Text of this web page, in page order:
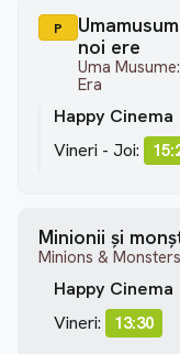
P
noi ere
Uma
Era
Happy Cinema
Vineri - Joi:
Minionii și
Minions & Monsters
Happy Cinema
Vineri:
13:30